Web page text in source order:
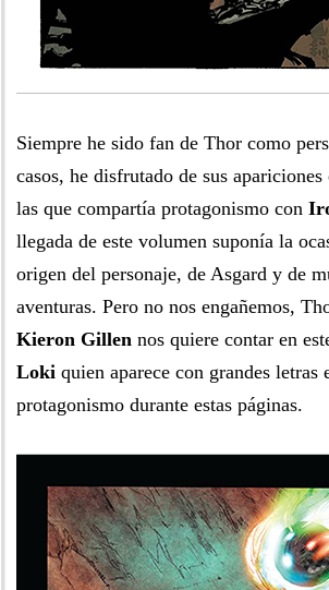
Siempre he sido fan de Thor como
casos, he disfrutado de sus
las que compartía protagonismo con
llegada de este volumen suponía la
origen del personaje, de Asgard y de
aventuras. Pero no nos engañemos,
Kieron Gillen nos quiere contar en
Loki quien aparece con grandes
protagonismo durante estas páginas.